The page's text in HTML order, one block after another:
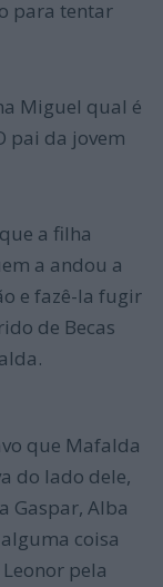
para tentar
Miguel qual é
pai da jovem
a filha
a andou a
e fazê-la fugir
de Becas
que Mafalda
do lado dele,
Gaspar, Alba
coisa
pela